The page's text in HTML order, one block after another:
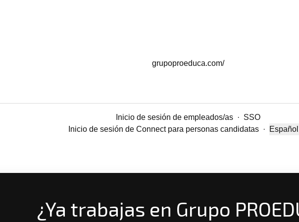
grupoproeduca.com/
Inicio de sesión de empleados/as · SSO
Inicio de sesión de Connect para personas candidatas
·
Cambiar
Español
¿Ya trabajas en Grupo